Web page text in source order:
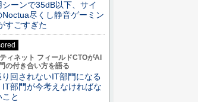
シーンで35dB以下、サイ
Noctua尽くし静音ゲーミン
すごすぎた
ィネット フィールドCTOがAI
の付き合い方を語る
回されないIT部門になる
IT部門が今考えなければな
こと